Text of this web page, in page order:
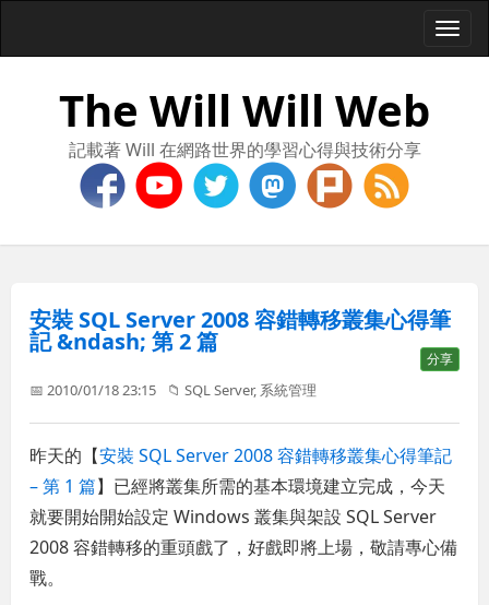
The Will Will Web
記載著 Will 在網路世界的學習心得與技術分享
安裝 SQL Server 2008 容錯轉移叢集心得筆
記 &ndash; 第 2 篇
分享
📅 2010/01/18 23:15 📁SQL Server, 系統管理
昨天的【安裝 SQL Server 2008 容錯轉移叢集心得筆記
– 第 1 篇】已經將叢集所需的基本環境建立完成，今天
就要開始開始設定 Windows 叢集與架設 SQL Server
2008 容錯轉移的重頭戲了，好戲即將上場，敬請專心備
戰。